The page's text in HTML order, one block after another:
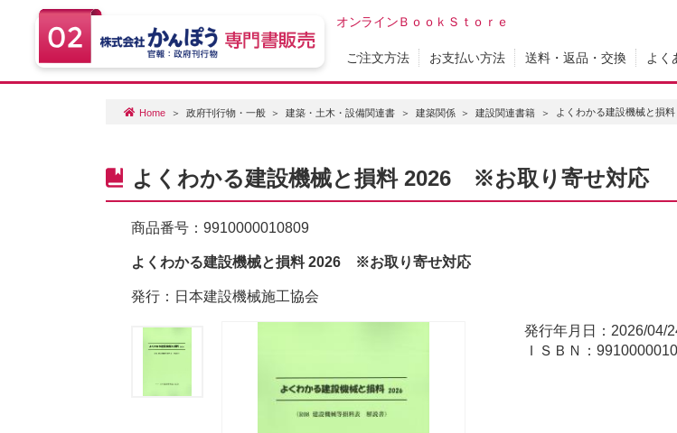
オンラインＢｏｏｋＳｔｏｒｅ
ご注文方法 お支払い方法 送料・返品・交換 よく
Home 政府刊行物・一般 建築・土木・設備関連書 建築関係 建設関連書籍 よくわかる建設機械と損
よくわかる建設機械と損料 2026 ※お取り寄せ対応
商品番号： 9910000010809
よくわかる建設機械と損料 2026 ※お取り寄せ対応
発行：日本建設機械施工協会
発行年月日：2026/04/
ＩＳＢＮ：